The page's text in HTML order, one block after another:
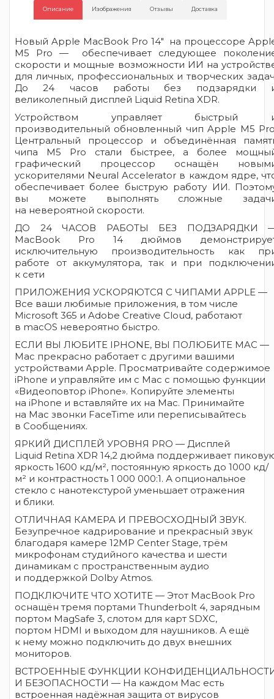
Описание Изображения Отзывы Доставка
Новый Apple MacBook Pro 14" на процессоре
M5 Pro — обеспечивает следующее
скорости и мощные возможности ИИ на
для личных, профессиональных и творческих
До 24 часов работы без подзарядки
великолепный дисплей Liquid Retina XDR.
Устройством управляет быстрый
производительный обновленный чип Apple M5
Центральный процессор и объединённая
чипа M5 Pro стали быстрее, а более
графический процессор оснащён
ускорителями Neural Accelerator в каждом ядре,
обеспечивает более быструю работу ИИ.
вы можете выполнять сложные
на невероятной скорости.
ДО 24 ЧАСОВ РАБОТЫ БЕЗ ПОДЗАРЯДКИ
MacBook Pro 14 дюймов
исключительную производительность как
работе от аккумулятора, так и при
к сети
ПРИЛОЖЕНИЯ УСКОРЯЮТСЯ С ЧИПАМИ APPLE —
Все ваши любимые приложения, в том числе
Microsoft 365 и Adobe Creative Cloud, работают
в macOS невероятно быстро.
ЕСЛИ ВЫ ЛЮБИТЕ IPHONE, ВЫ ПОЛЮБИТЕ MAC —
Mac прекрасно работает с другими вашими
устройствами Apple. Просматривайте содержимое
iPhone и управляйте им с Mac с помощью функции
«Видеоповтор iPhone». Копируйте элементы
на iPhone и вставляйте их на Mac. Принимайте
на Mac звонки FaceTime или переписывайтесь
в Сообщениях.
ЯРКИЙ ДИСПЛЕЙ УРОВНЯ PRO — Дисплей
Liquid Retina XDR 14,2 дюйма поддерживает
яркость 1600 кд/м², постоянную яркость до 1000 кд/
м² и контрастность 1 000 000:1. А опциональное
стекло с нанотекстурой уменьшает отражения
и блики.
ОТЛИЧНАЯ КАМЕРА И ПРЕВОСХОДНЫЙ ЗВУК.
Безупречное кадрирование и прекрасный звук
благодаря камере 12MP Center Stage, трём
микрофонам студийного качества и шести
динамикам с пространственным аудио
и поддержкой Dolby Atmos.
ПОДКЛЮЧИТЕ ЧТО ХОТИТЕ — Этот MacBook Pro
оснащён тремя портами Thunderbolt 4, зарядным
портом MagSafe 3, слотом для карт SDXC,
портом HDMI и выходом для наушников. А ещё
к нему можно подключить до двух внешних
мониторов.
ВСТРОЕННЫЕ ФУНКЦИИ
И БЕЗОПАСНОСТИ — На каждом Mac есть
встроенная надёжная защита от вирусов